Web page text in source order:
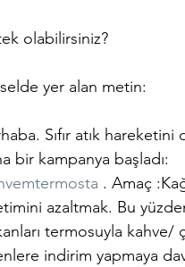
olabilirsiniz?
yer alan metin:
Sıfır atık
bir kampanya başladı:
. Amaç
azaltmak. Bu
termosuyla kahve/
indirim yapmaya